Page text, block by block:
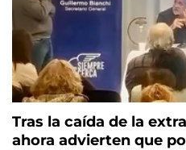
Tras la caída de la
ahora advierten que